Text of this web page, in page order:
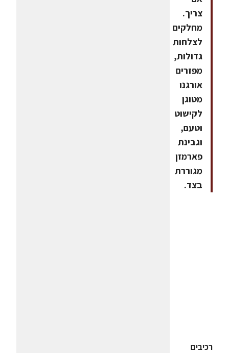
צריך.
מחלקים
לצלחות
גדולות,
מפזרים
אורגנו
מטוגן
לקישוט
וטעם,
וגבינת
פארמזן
מגוררת
בצד.
רכיבים